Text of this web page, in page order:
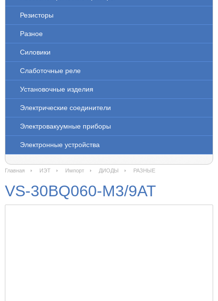
Резисторы
Разное
Силовики
Слаботочные реле
Установочные изделия
Электрические соединители
Электровакуумные приборы
Электронные устройства
Главная ИЭТ Импорт ДИОДЫ РАЗНЫЕ
VS-30BQ060-M3/9AT